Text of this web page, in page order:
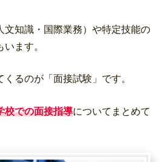
文知識・国際業務）や特定技能の
ます。
るのが「面接試験」です。
校での面接指導についてまとめて